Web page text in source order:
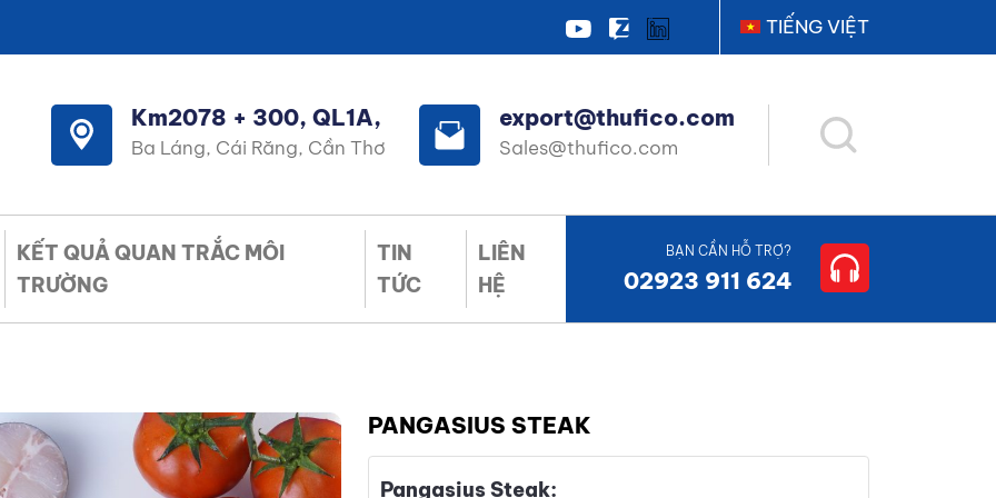
TIẾNG VIỆT
Km2078 + 300, QL1A,
Ba Láng, Cái Răng, Cần Thơ
export@thufico.com
Sales@thufico.com
KẾT QUẢ QUAN TRẮC MÔI
TRƯỜNG
TIN
TỨC
LIÊN
HỆ
BẠN CẦN HỖ TRỢ?
02923 911 624
PANGASIUS STEAK
Pangasius Steak: